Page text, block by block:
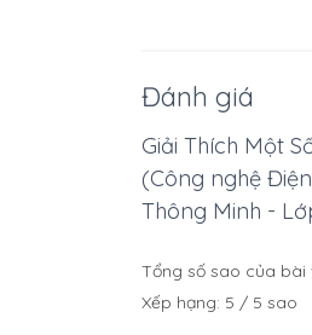
Đánh giá
Giải Thích Một
(Công nghệ
Thông Minh -
Tổng số sao của bài
Xếp hạng: 5 / 5 sao